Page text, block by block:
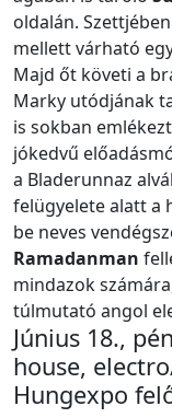
oldalán.
mellett várható
Majd őt követi a
Marky utódjának
is sokban
jókedvű
a Bladerunnaz
felügyelete alatt a
be neves
Ramadanman
mindazok
túlmutató angol
Június 18.,
house,
Hungexpo